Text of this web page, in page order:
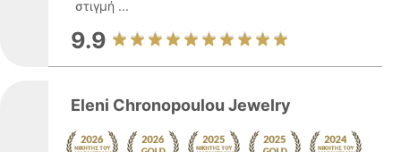
στιγμή ...
9.9
Eleni Chronopoulou Jewelry